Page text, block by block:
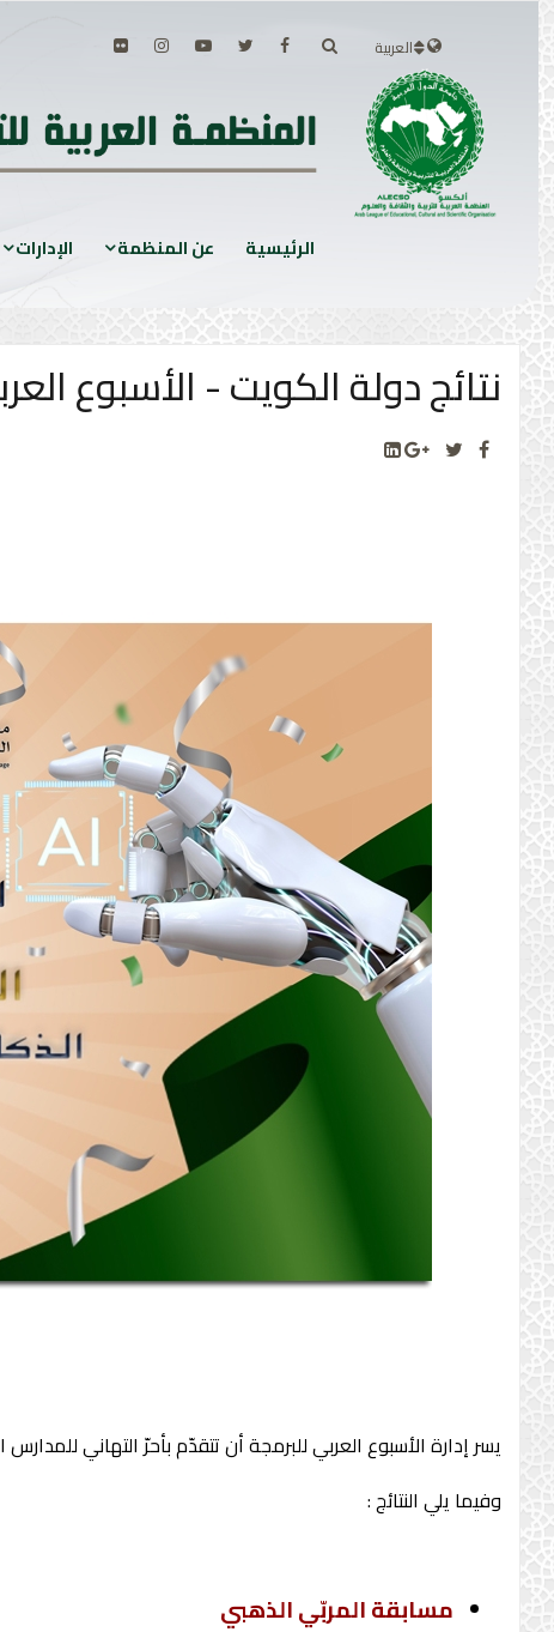
العربية
الرئيسية عن المنظمة الإدارات
نتائج دولة الكويت - الأسبوع العربي
يسر إدارة الأسبوع العربي للبرمجة أن تتقدّم بأحرّ التهاني
وفيما يلي النتائج :
مسابقة المربّي الذهبي